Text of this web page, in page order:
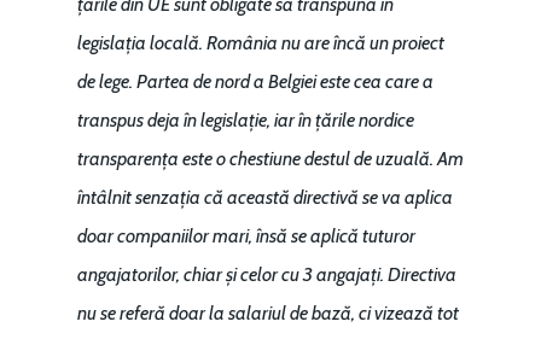
legislația locală. România nu are încă un proiect
de lege. Partea de nord a Belgiei este cea care a
transpus deja în legislație, iar în țările nordice
transparența este o chestiune destul de uzuală. Am
întâlnit senzația că această directivă se va aplica
doar companiilor mari, însă se aplică tuturor
angajatorilor, chiar și celor cu 3 angajați. Directiva
nu se referă doar la salariul de bază, ci vizează tot